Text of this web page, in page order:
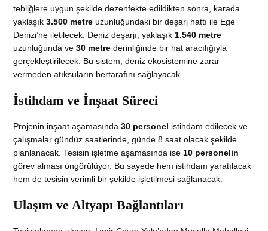
tebliğlere uygun şekilde dezenfekte edildikten sonra, karada
yaklaşık3.500 metre uzunluğundaki bir deşarj hattı ile Ege
Denizi’ne iletilecek. Deniz deşarjı, yaklaşık 1.540 metre
uzunluğunda ve30 metre derinliğinde bir hat aracılığıyla
gerçekleştirilecek. Bu sistem, deniz ekosistemine zarar
vermeden atıksuların bertarafını sağlayacak.
İstihdam ve İnşaat Süreci
Projenin inşaat aşamasında30 personel istihdam edilecek ve
çalışmalar gündüz saatlerinde, günde 8 saat olacak şekilde
planlanacak. Tesisin işletme aşamasında ise 10 personelin
görev alması öngörülüyor. Bu sayede hem istihdam yaratılacak
hem de tesisin verimli bir şekilde işletilmesi sağlanacak.
Ulaşım ve Altyapı Bağlantıları